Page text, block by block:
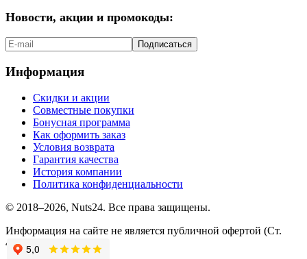
Новости, акции и промокоды:
Подписаться
Информация
Скидки и акции
Совместные покупки
Бонусная программа
Как оформить заказ
Условия возврата
Гарантия качества
История компании
Политика конфиденциальности
© 2018–2026, Nuts24. Все права защищены.
Информация на сайте не является публичной офертой (Ст.
437.2 ГК РФ).